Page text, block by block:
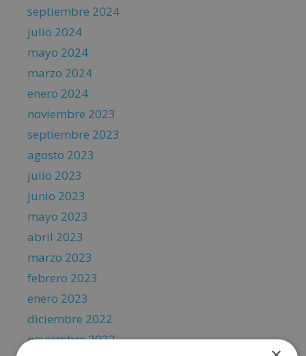
septiembre 2024
julio 2024
mayo 2024
marzo 2024
enero 2024
noviembre 2023
septiembre 2023
agosto 2023
julio 2023
junio 2023
mayo 2023
abril 2023
marzo 2023
febrero 2023
enero 2023
diciembre 2022
noviembre 2022